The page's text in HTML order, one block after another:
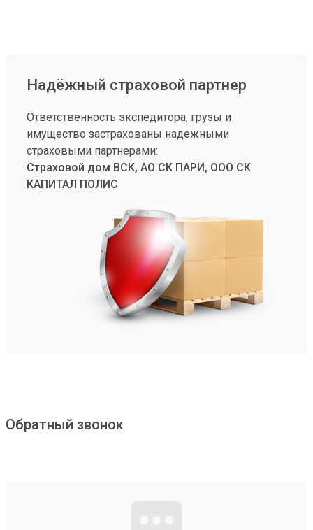
Надёжный страховой партнер
Ответственность экспедитора, грузы и
имущество застрахованы надежными
страховыми партнерами:
Страховой дом ВСК, АО СК ПАРИ, ООО СК
КАПИТАЛ ПОЛИС
Обратный звонок